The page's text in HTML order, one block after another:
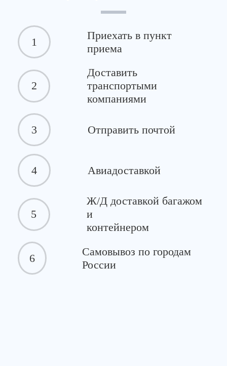
1
Приехать в пункт
приема
2
Доставить
транспортыми
компаниями
3 Отправить почтой
4 Авиадоставкой
5
Ж/Д доставкой багажом
и
контейнером
6
Самовывоз по городам
России